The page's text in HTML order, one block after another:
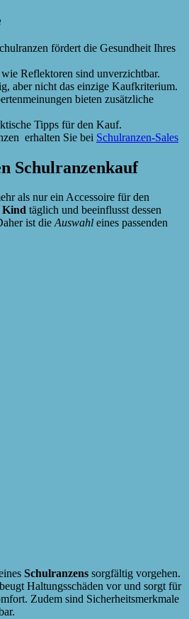
fördert die Gesundheit Ihres
Reflektoren sind unverzichtbar.
aber nicht das einzige Kaufkriterium.
bieten zusätzliche
Tipps für den Kauf.
erhalten Sie bei Schulranzen-Sales
Schulranzenkauf
als nur ein Accessoire für den
Kind täglich und beeinflusst dessen
ist dieAuswahl eines passenden
Schulranzens sorgfältig vorgehen.
beugt Haltungsschäden vor und sorgt für
Zudem sind Sicherheitsmerkmale